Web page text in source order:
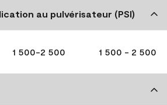
au pulvérisateur (PSI)
1 500-2 500 1 500 - 2 500